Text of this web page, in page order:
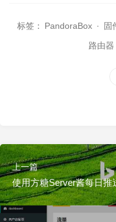
标签： PandoraBox · 固
路由器
上一篇
使用方糖Server酱每日推